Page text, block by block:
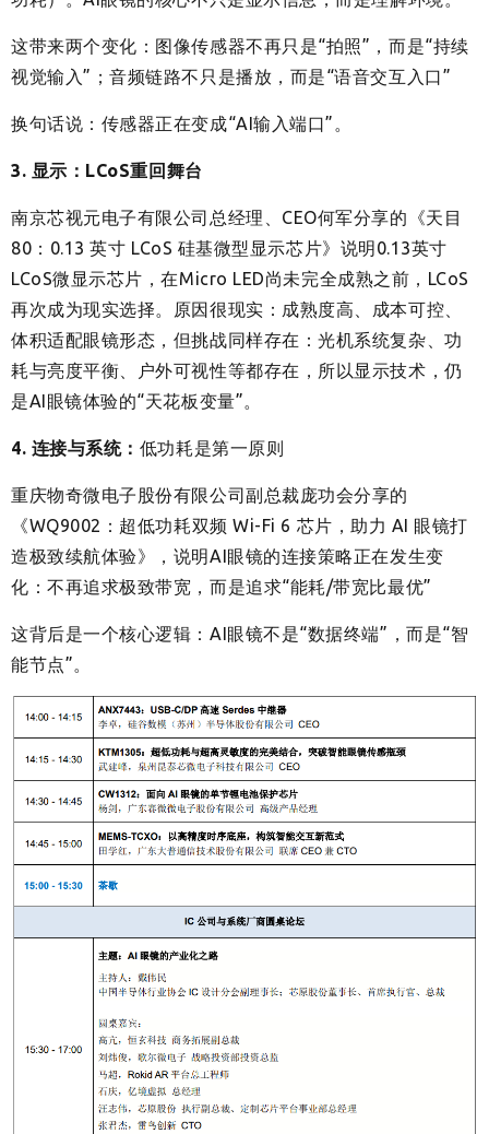
这带来两个变化：图像传感器不再只是“拍照”，而是“持续
视觉输入”；音频链路不只是播放，而是“语音交互入口”
换句话说：传感器正在变成“AI输入端口”。
3. 显示：LCoS重回舞台
南京芯视元电子有限公司总经理、CEO何军分享的《天目
80：0.13 英寸 LCoS 硅基微型显示芯片》说明0.13英寸
LCoS微显示芯片，在Micro LED尚未完全成熟之前，LCoS
再次成为现实选择。原因很现实：成熟度高、成本可控、
体积适配眼镜形态，但挑战同样存在：光机系统复杂、功
耗与亮度平衡、户外可视性等都存在，所以显示技术，仍
是AI眼镜体验的“天花板变量”。
4. 连接与系统： 低功耗是第一原则
重庆物奇微电子股份有限公司副总裁庞功会分享的
《WQ9002：超低功耗双频 Wi-Fi 6 芯片，助力 AI 眼镜打
造极致续航体验》，说明AI眼镜的连接策略正在发生变
化：不再追求极致带宽，而是追求“能耗/带宽比最优”
这背后是一个核心逻辑：AI眼镜不是“数据终端”，而是“智
能节点”。